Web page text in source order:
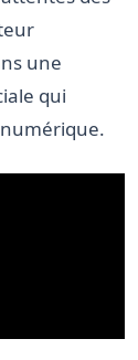
une
qui
numérique.